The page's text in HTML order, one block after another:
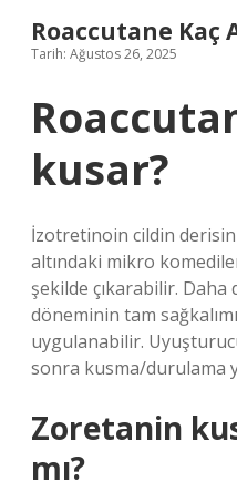
Roaccutane Kaç
Tarih: Ağustos 26, 2025
kusar?
İzotretinoin cildin
altındaki mikro
şekilde çıkarabilir.
döneminin tam
uygulanabilir.
sonra kusma/durulama
Zoretanin
mı?